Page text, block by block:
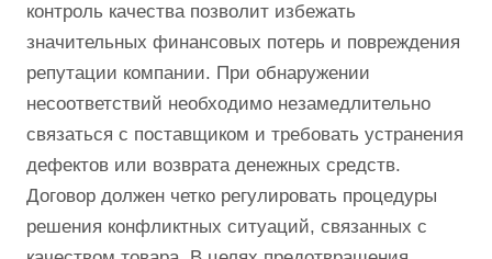
контроль качества позволит избежать
значительных финансовых потерь и повреждения
репутации компании. При обнаружении
несоответствий необходимо незамедлительно
связаться с поставщиком и требовать устранения
дефектов или возврата денежных средств.
Договор должен четко регулировать процедуры
решения конфликтных ситуаций, связанных с